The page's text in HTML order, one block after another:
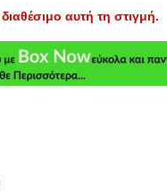
αυτή τη στιγμή.